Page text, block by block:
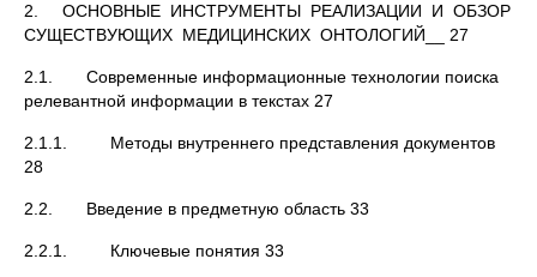
2. ОСНОВНЫЕ ИНСТРУМЕНТЫ РЕАЛИЗАЦИИ И ОБЗОР
СУЩЕСТВУЮЩИХ МЕДИЦИНСКИХ ОНТОЛОГИЙ__ 27
2.1. Современные информационные технологии поиска
релевантной информации в текстах 27
2.1.1. Методы внутреннего представления документов
28
2.2. Введение в предметную область 33
2.2.1. Ключевые понятия 33